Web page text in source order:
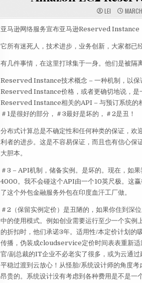
LEI
亚马逊网络服务宣布亚马逊Reserved Instance
它所有迷死人，技术进步，业务创新，大家都已
有几件事情，在这里打球集于一身。他们是被隔
Reserved Instance技术概念 – 一种机制，以保
Reserved Instance价格，或者更确切地说，是
Reserved Instance相关的API – 与预订系统的
＃1是很好的部分，＃3最好是坏的，＃2是丑！
分布式计算总是不确定性和任何种类的保证，欢
利者的进步。这是不容易保证，而且也有信心保
大胆本。
＃3 – API机制，储备实例。是坏的。现在，如
4000。我不会碰这个API由一个10英尺极。这
了这个外包金融服务外包在印度血汗工厂做。
＃2（保留实例定价）是丑陋的，如果你住到深
中的使用模式。例如创业需要运行至少一个实
的折扣时，他们承诺3年。适用性/本定价计划
传播，伪装成cloudservice定价时间表表重新适
官/副总裁的IT企业不必老实了很多，或为云通过
平稳过渡到云放心！从怪胎/系统设计师的角度
昂贵的。系统设计没有考虑到各种费用是不是一